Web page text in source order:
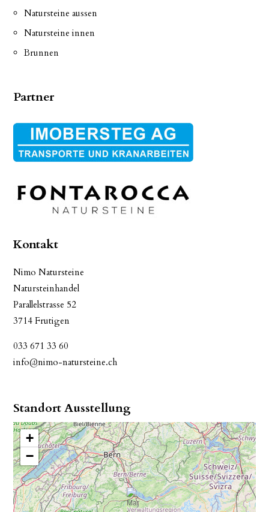
Natursteine aussen
Natursteine innen
Brunnen
Partner
Kontakt
Nimo Natursteine
Natursteinhandel
Parallelstrasse 52
3714 Frutigen
033 671 33 60
info@nimo-natursteine.ch
Standort Ausstellung
+
−